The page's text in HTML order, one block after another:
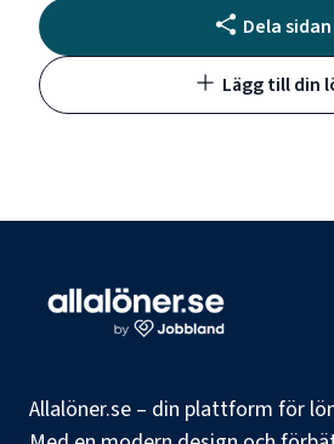
Dela sidan
Lägg till din
Allalöner.se – din plattform för